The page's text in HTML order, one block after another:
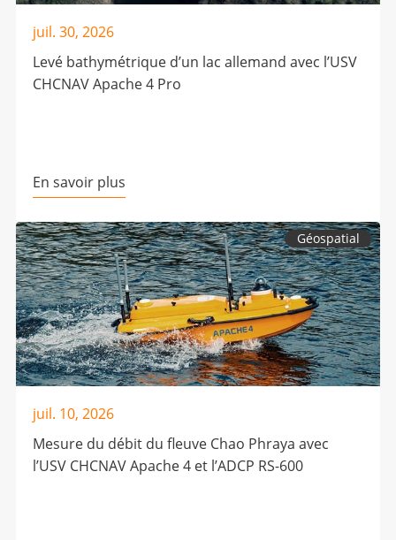
juil. 30, 2026
Levé bathymétrique d’un lac allemand avec l’USV
CHCNAV Apache 4 Pro
En savoir plus
Géospatial
juil. 10, 2026
Mesure du débit du fleuve Chao Phraya avec
l’USV CHCNAV Apache 4 et l’ADCP RS-600